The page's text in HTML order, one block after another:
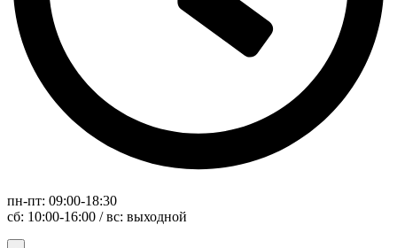
пн-пт: 09:00-18:30
сб: 10:00-16:00 / вс: выходной